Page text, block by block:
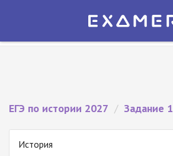
Экзамер — ЕГЭ 2027
ЕГЭ по истории 2027 / Задание 1
История